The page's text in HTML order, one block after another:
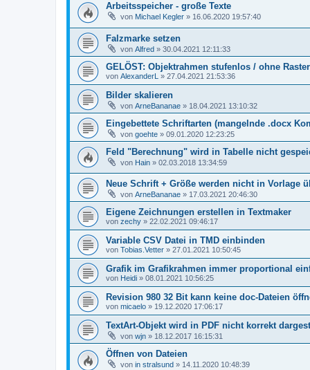
Arbeitsspeicher - große Texte
von Michael Kegler » 16.06.2020 19:57:40
Falzmarke setzen
von Alfred » 30.04.2021 12:11:33
GELÖST: Objektrahmen stufenlos / ohne
von AlexanderL » 27.04.2021 21:53:36
Bilder skalieren
von ArneBananae » 18.04.2021 13:10:32
Eingebettete Schriftarten (mangelnde .docx
von goehte » 09.01.2020 12:23:25
Feld "Berechnung" wird in Tabelle nicht
von Hain » 02.03.2018 13:34:59
Neue Schrift + Größe werden nicht in Vorlage
von ArneBananae » 17.03.2021 20:46:30
Eigene Zeichnungen erstellen in Textmaker
von zechy » 22.02.2021 09:46:17
Variable CSV Datei in TMD einbinden
von Tobias.Vetter » 27.01.2021 10:50:45
Grafik im Grafikrahmen immer proportional
von Heidi » 08.01.2021 10:56:25
Revision 980 32 Bit kann keine doc-Dateien
von micaelo » 19.12.2020 17:06:17
TextArt-Objekt wird in PDF nicht korrekt
von wjn » 18.12.2017 16:15:31
Öffnen von Dateien
von in stralsund » 14.11.2020 10:48:39